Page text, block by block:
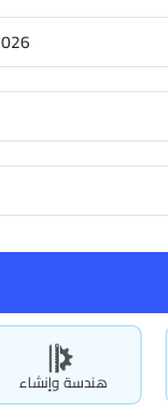
هندسة وإنشاء